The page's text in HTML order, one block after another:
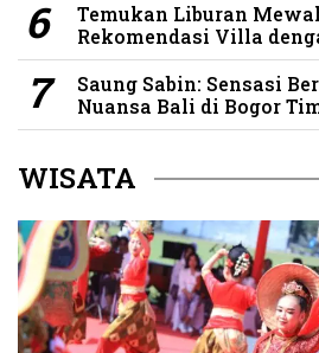
Temukan Liburan
Rekomendasi Villa
Saung Sabin: Sensasi
Nuansa Bali di Bogor
WISATA